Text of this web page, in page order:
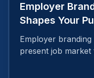
Employer
Shapes Your
Employer
present job